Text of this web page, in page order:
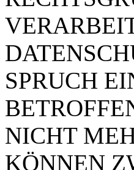
SPRUCH
NICHT
KÖNNEN